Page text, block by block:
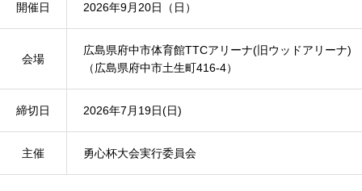
開催日 2026年9月20日（日）
会場
広島県府中市体育館TTCアリーナ(旧ウッドアリーナ)
（広島県府中市土生町416-4）
締切日 2026年7月19日(日)
主催 勇心杯大会実行委員会